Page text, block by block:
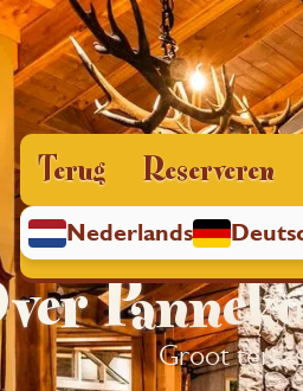
Terug Reserveren
Nederlands
Groot